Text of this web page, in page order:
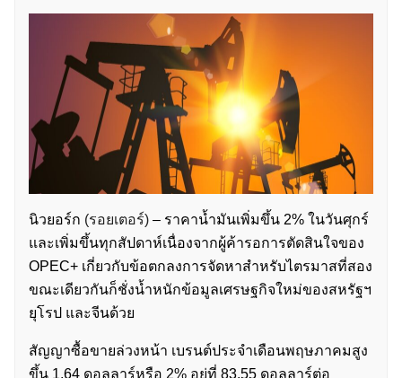
นิวยอร์ก (รอยเตอร์) – ราคาน้ำมันเพิ่มขึ้น 2% ในวันศุกร์
และเพิ่มขึ้นทุกสัปดาห์เนื่องจากผู้ค้ารอการตัดสินใจของ
OPEC+ เกี่ยวกับข้อตกลงการจัดหาสำหรับไตรมาสที่สอง
ขณะเดียวกันก็ชั่งน้ำหนักข้อมูลเศรษฐกิจใหม่ของสหรัฐฯ
ยุโรป และจีนด้วย
สัญญาซื้อขายล่วงหน้า เบรนต์ประจำเดือนพฤษภาคมสูง
ขึ้น 1.64 ดอลลาร์หรือ 2% อยู่ที่ 83.55 ดอลลาร์ต่อ